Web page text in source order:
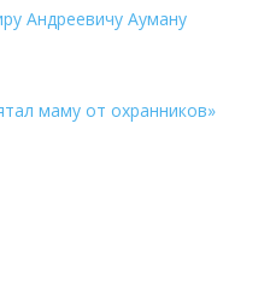
Андреевичу Ауману
маму от охранников»